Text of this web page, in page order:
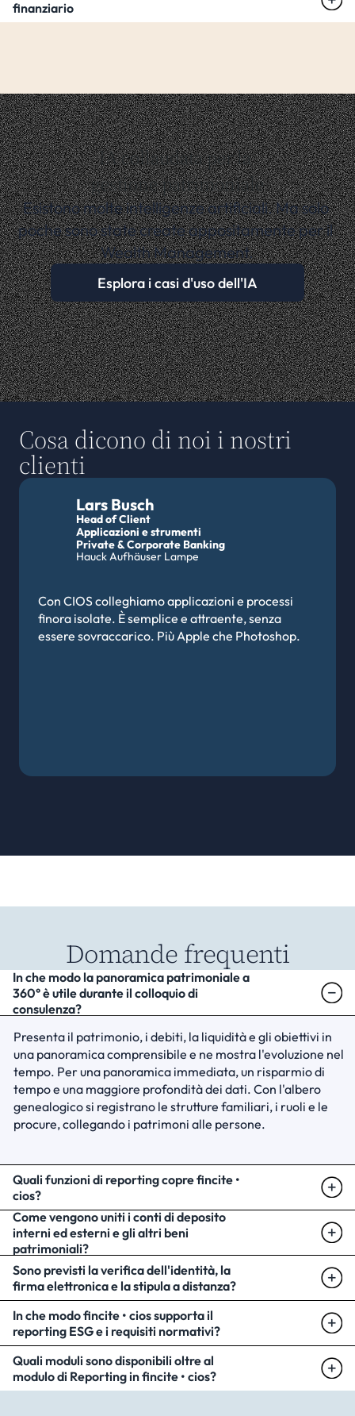
finanziario
IA collaudata per la
gestione patrimoniale
Esistono molte intelligenze artificiali. Ma solo
poche sono state create appositamente per il
Wealth Management.
Esplora i casi d'uso dell'IA
Cosa dicono di noi i nostri
clienti
Lars Busch
Head of Client
Applicazioni e strumenti
Private & Corporate Banking
Hauck Aufhäuser Lampe
Con CIOS colleghiamo applicazioni e processi
finora isolate. È semplice e attraente, senza
essere sovraccarico. Più Apple che Photoshop.
Domande frequenti
In che modo la panoramica patrimoniale a
360° è utile durante il colloquio di
consulenza?
Presenta il patrimonio, i debiti, la liquidità e gli obiettivi in
una panoramica comprensibile e ne mostra l'evoluzione nel
tempo. Per una panoramica immediata, un risparmio di
tempo e una maggiore profondità dei dati. Con l'albero
genealogico si registrano le strutture familiari, i ruoli e le
procure, collegando i patrimoni alle persone.
Quali funzioni di reporting copre fincite •
cios?
Come vengono uniti i conti di deposito
interni ed esterni e gli altri beni
patrimoniali?
Sono previsti la verifica dell'identità, la
firma elettronica e la stipula a distanza?
In che modo fincite • cios supporta il
reporting ESG e i requisiti normativi?
Quali moduli sono disponibili oltre al
modulo di Reporting in fincite • cios?